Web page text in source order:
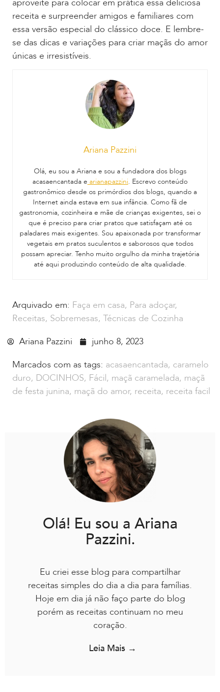
aproveite para colocar em prática essa deliciosa
receita e surpreender amigos e familiares com
essa versão especial do clássico doce. E lembre-
se das dicas e variações para criar maçãs do amor
únicas e irresistíveis.
Ariana Pazzini
Olá, eu sou a Ariana e sou a fundadora dos blogs
acasaencantada e arianapazzini. Escrevo conteúdo
gastronômico desde os primórdios dos blogs, quando a
Internet ainda estava em sua infância. Como fã de
gastronomia, cozinheira e mãe de crianças exigentes, sei o
que é preciso para criar pratos que satisfaçam até os
paladares mais exigentes. Sou apaixonada por transformar
vegetais em pratos suculentos e saborosos que todos
possam apreciar. Tenho muito orgulho da minha trajetória
até aqui produzindo conteúdo de alta qualidade.
Arquivado em: Faça em casa, Para adoçar,
Receitas, Sobremesas, Técnicas de Cozinha
Ariana Pazzini
junho 8, 2023
Marcados com as tags: acasaencantada, caramelo
duro, DOCINHOS, Fácil, maçã caramelada, maçã
de festa junina, maçã do amor, receita, receita facil
Olá! Eu sou a Ariana
Pazzini.
Eu criei esse blog para compartilhar
receitas simples do dia a dia para famílias.
Hoje em dia já não faço parte do blog
porém as receitas continuam no meu
coração.
Leia Mais →